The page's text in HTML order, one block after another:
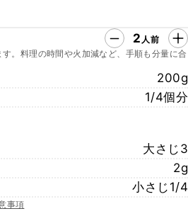
2 人前
。料理の時間や火加減など、手順も分量に合
200g
1/4個分
大さじ3
2g
小さじ1/4
事項